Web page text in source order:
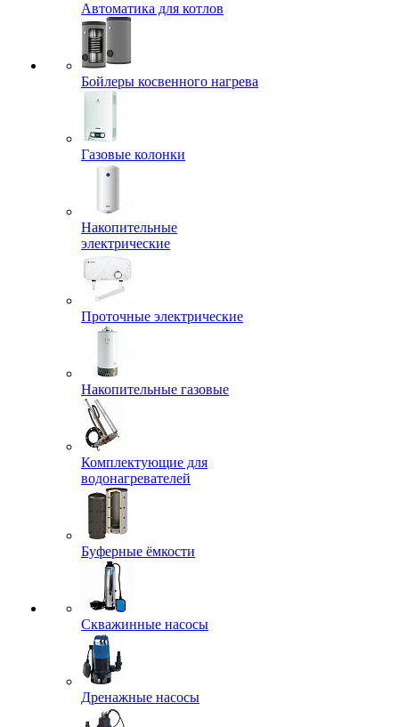
Автоматика для котлов
Бойлеры косвенного нагрева
Газовые колонки
Накопительные
электрические
Проточные электрические
Накопительные газовые
Комплектующие для
водонагревателей
Буферные ёмкости
Скважинные насосы
Дренажные насосы